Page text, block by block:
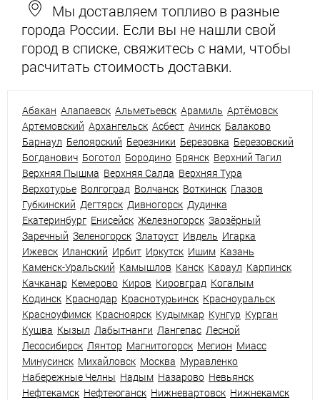
Мы доставляем топливо в разные
города России. Если вы не нашли свой
город в списке, свяжитесь с нами, чтобы
расчитать стоимость доставки.
Абакан Алапаевск Альметьевск Арамиль Артёмовск
Артемовский Архангельск Асбест Ачинск Балаково
Барнаул Белоярский Березники Березовка Березовский
Богданович Боготол Бородино Брянск Верхний Тагил
Верхняя Пышма Верхняя Салда Верхняя Тура
Верхотурье Волгоград Волчанск Воткинск Глазов
Губкинский Дегтярск Дивногорск Дудинка
Екатеринбург Енисейск Железногорск Заозёрный
Заречный Зеленогорск Златоуст Ивдель Игарка
Ижевск Иланский Ирбит Иркутск Ишим Казань
Каменск-Уральский Камышлов Канск Караул Карпинск
Качканар Кемерово Киров Кировград Когалым
Кодинск Краснодар Краснотурьинск Красноуральск
Красноуфимск Красноярск Кудымкар Кунгур Курган
Кушва Кызыл Лабытнанги Лангепас Лесной
Лесосибирск Лянтор Магнитогорск Мегион Миасс
Минусинск Михайловск Москва Муравленко
Набережные Челны Надым Назарово Невьянск
Нефтекамск Нефтеюганск Нижневартовск Нижнекамск